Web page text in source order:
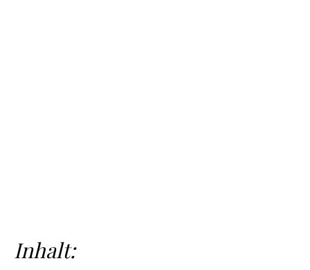
Inhalt: